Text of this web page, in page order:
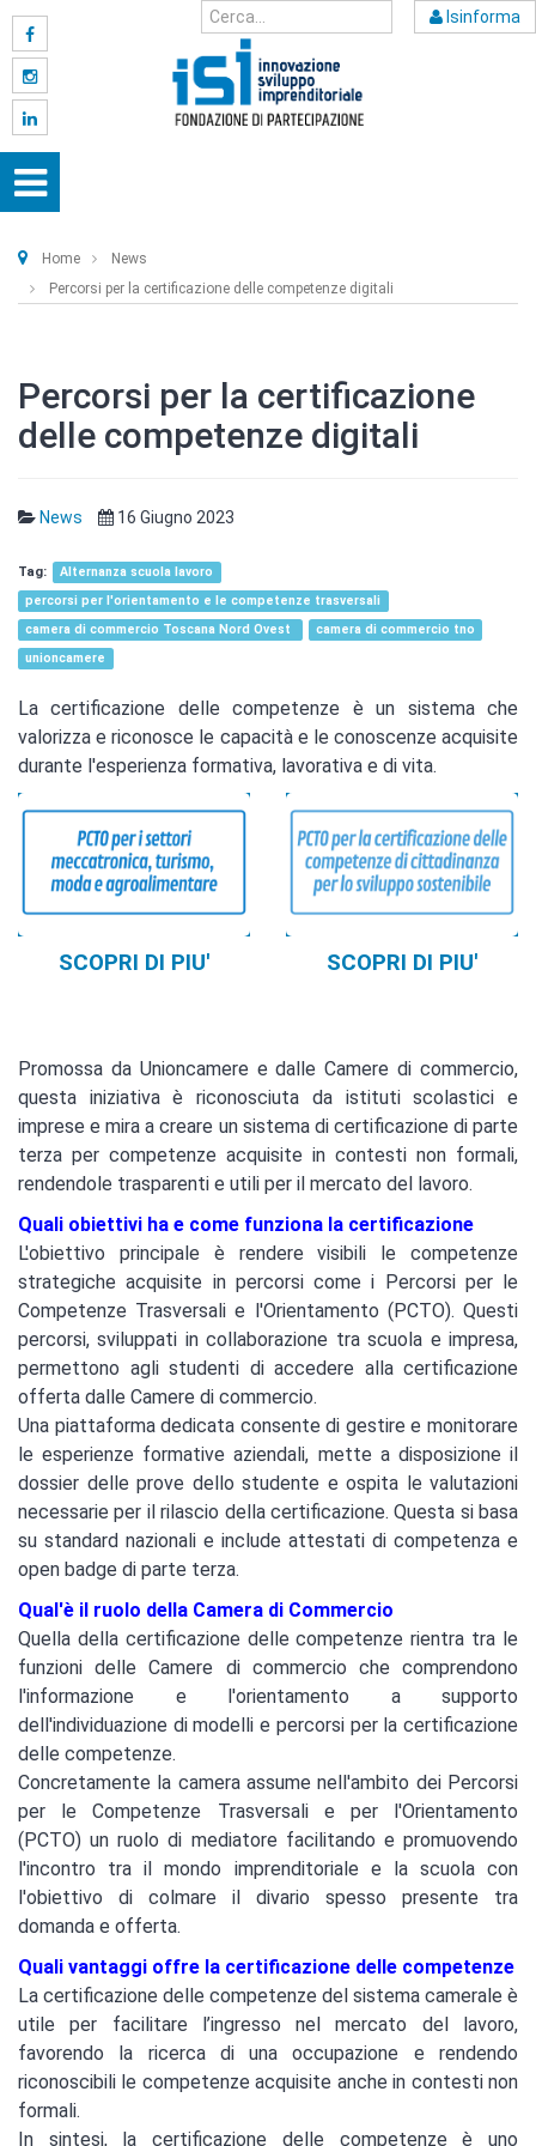
Isinforma
Home
News
Percorsi per la certificazione delle competenze digitali
Percorsi per la certificazione
delle competenze digitali
News 16 Giugno 2023
Alternanza scuola lavoro
percorsi per l'orientamento e le competenze trasversali
camera di commercio Toscana Nord Ovest
camera di commercio tno
unioncamere
La certificazione delle competenze è un sistema che
valorizza e riconosce le capacità e le conoscenze acquisite
durante l'esperienza formativa, lavorativa e di vita.
SCOPRI DI PIU' SCOPRI DI PIU'
Promossa da Unioncamere e dalle Camere di commercio,
questa iniziativa è riconosciuta da istituti scolastici e
imprese e mira a creare un sistema di certificazione di parte
terza per competenze acquisite in contesti non formali,
rendendole trasparenti e utili per il mercato del lavoro.
Quali obiettivi ha e come funziona la certificazione
L'obiettivo principale è rendere visibili le competenze
strategiche acquisite in percorsi come i Percorsi per le
Competenze Trasversali e l'Orientamento (PCTO). Questi
percorsi, sviluppati in collaborazione tra scuola e impresa,
permettono agli studenti di accedere alla certificazione
offerta dalle Camere di commercio.
Una piattaforma dedicata consente di gestire e monitorare
le esperienze formative aziendali, mette a disposizione il
dossier delle prove dello studente e ospita le valutazioni
necessarie per il rilascio della certificazione. Questa si basa
su standard nazionali e include attestati di competenza e
open badge di parte terza.
Qual'è il ruolo della Camera di Commercio
Quella della certificazione delle competenze rientra tra le
funzioni delle Camere di commercio che comprendono
l'informazione e l'orientamento a supporto
dell'individuazione di modelli e percorsi per la certificazione
delle competenze.
Concretamente la camera assume nell'ambito dei Percorsi
per le Competenze Trasversali e per l'Orientamento
(PCTO) un ruolo di mediatore facilitando e promuovendo
l'incontro tra il mondo imprenditoriale e la scuola con
l'obiettivo di colmare il divario spesso presente tra
domanda e offerta.
Quali vantaggi offre la certificazione delle competenze
La certificazione delle competenze del sistema camerale è
utile per facilitare l’ingresso nel mercato del lavoro,
favorendo la ricerca di una occupazione e rendendo
riconoscibili le competenze acquisite anche in contesti non
formali.
In sintesi, la certificazione delle competenze è uno